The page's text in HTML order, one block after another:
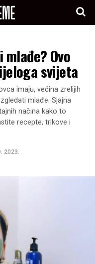
Ovo
svijeta
imaju, većina zrelijih
mlađe. Sjajna
načina kako to
recepte, trikove i
2023.